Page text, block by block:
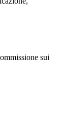
sui